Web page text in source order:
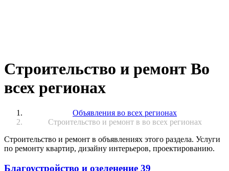
Строительство и ремонт Во
всех регионах
Объявления во всех регионах
Строительство и ремонт в во всех регионах
Строительство и ремонт в объявлениях этого раздела. Услуги
по ремонту квартир, дизайну интерьеров, проектированию.
Благоустройство и озеленение 39